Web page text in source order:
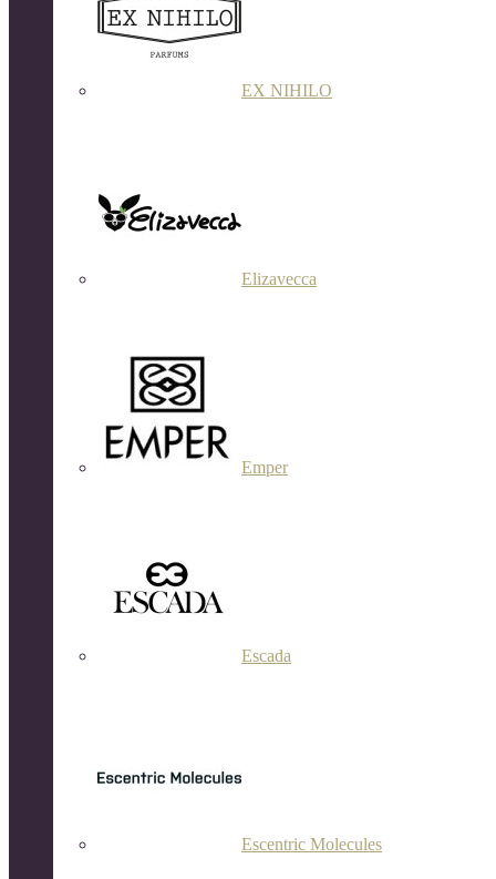
EX NIHILO
Elizavecca
Emper
Escada
Escentric Molecules